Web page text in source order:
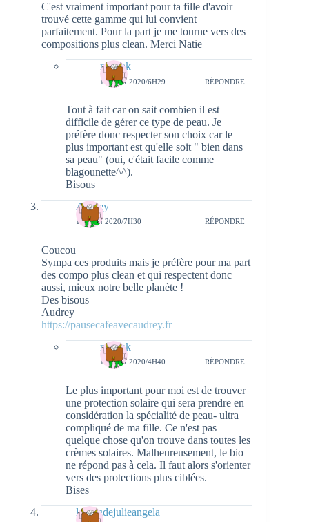
C'est vraiment important pour ta fille d'avoir
trouvé cette gamme qui lui convient
parfaitement. Pour la part je me tourne vers des
compositions plus clean. Merci Natie
natieak
11 JUIN 2020/6H29 RÉPONDRE
Tout à fait car on sait combien il est
difficile de gérer ce type de peau. Je
préfère donc respecter son choix car le
plus important est qu'elle soit " bien dans
sa peau" (oui, c'était facile comme
blagounette^^).
Bisous
Audrey
11 JUIN 2020/7H30 RÉPONDRE
Coucou
Sympa ces produits mais je préfère pour ma part
des compo plus clean et qui respectent donc
aussi, mieux notre belle planète !
Des bisous
Audrey
https://pausecafeavecaudrey.fr
natieak
13 JUIN 2020/4H40 RÉPONDRE
Le plus important pour moi est de trouver
une protection solaire qui sera prendre en
considération la spécialité de peau- ultra
compliqué de ma fille. Ce n'est pas
quelque chose qu'on trouve dans toutes les
crèmes solaires. Malheureusement, le bio
ne répond pas à cela. Il faut alors s'orienter
vers des protections plus ciblées.
Bises
leblogdejulieangela